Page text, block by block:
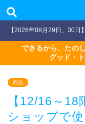
【2026年08月29日、30日
できるから、た
グッド・
商品
【12/16～
ショップで